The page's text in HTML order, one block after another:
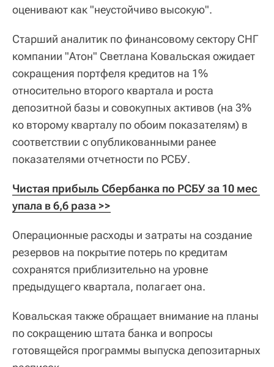
оценивают как "неустойчиво высокую".
Старший аналитик по финансовому сектору СНГ
компании "Атон" Светлана Ковальская ожидает
сокращения портфеля кредитов на 1%
относительно второго квартала и роста
депозитной базы и совокупных активов (на 3%
ко второму кварталу по обоим показателям) в
соответствии с опубликованными ранее
показателями отчетности по РСБУ.
Чистая прибыль Сбербанка по РСБУ за 10 мес
упала в 6,6 раза >>
Операционные расходы и затраты на создание
резервов на покрытие потерь по кредитам
сохранятся приблизительно на уровне
предыдущего квартала, полагает она.
Ковальская также обращает внимание на планы
по сокращению штата банка и вопросы
готовящейся программы выпуска депозитарных